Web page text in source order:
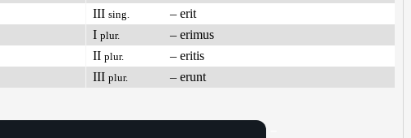
III sing.
– erit
I plur.
– erimus
II plur.
– eritis
III plur. – erunt